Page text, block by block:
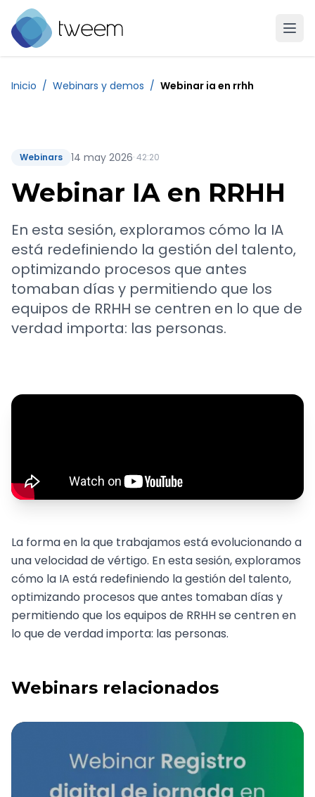
Ir a la página de inicio de Tweem
Inicio / Webinars y demos / Webinar ia en rrhh
Webinars 14 may 2026· 42:20
Webinar IA en RRHH
En esta sesión, exploramos cómo la IA
está redefiniendo la gestión del talento,
optimizando procesos que antes
tomaban días y permitiendo que los
equipos de RRHH se centren en lo que de
verdad importa: las personas.
La forma en la que trabajamos está evolucionando a
una velocidad de vértigo. En esta sesión, exploramos
cómo la IA está redefiniendo la gestión del talento,
optimizando procesos que antes tomaban días y
permitiendo que los equipos de RRHH se centren en
lo que de verdad importa: las personas.
Webinars relacionados